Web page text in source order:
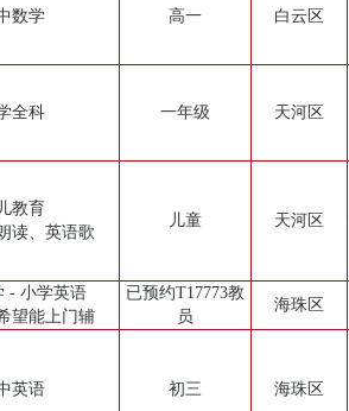
数学 高一 白云区
全科 一年级 天河区
教育
读、英语歌
儿童 天河区
- 小学英语
望能上门辅
已预约T17773教
员
海珠区
英语 初三 海珠区